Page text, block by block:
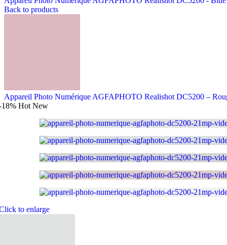
Back to products
Appareil Photo Numérique AGFAPHOTO Realishot DC5200 –
18% Hot New
to enlarge